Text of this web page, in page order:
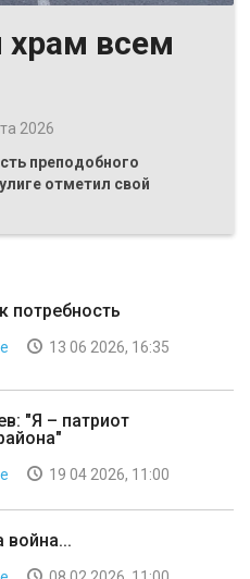
всем
2026
преподобного
отметил свой
потребность
13 06 2026, 16:35
"Я – патриот
19 04 2026, 11:00
война...